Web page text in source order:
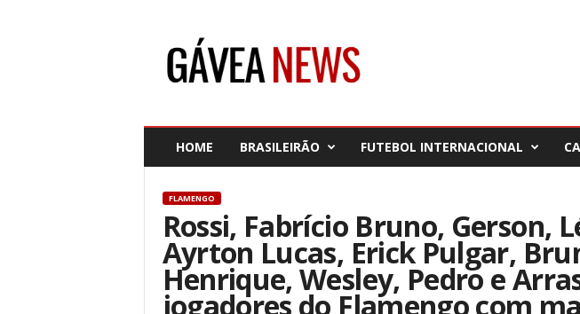
HOME BRASILEIRÃO FUTEBOL INTERNACIONAL
FLAMENGO
Rossi, Fabrício Bruno, Gerson,
Ayrton Lucas, Erick Pulgar,
Henrique, Wesley, Pedro e
jogadores do Flamengo com